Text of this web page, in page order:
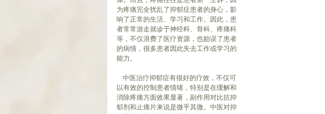
为疼痛完全扰乱了抑郁症患者的身心，影
响了正常的生活、学习和工作。因此，患
者常常游走就诊于神经科、骨科、疼痛科
等，不仅浪费了医疗资源，也贻误了患者
的病情，很多患者因此失去工作或学习的
能力。
以有效的控制患者情绪，特别是在缓解和
消除疼痛方面效果显著，副作用对比抗抑
郁剂和止痛片来说是微乎其微。中医对抑